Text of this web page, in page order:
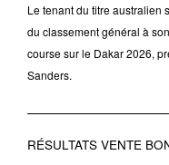
Le tenant du titre australien
du classement général à
course sur le Dakar 2026,
Sanders.
RÉSULTATS VENTE